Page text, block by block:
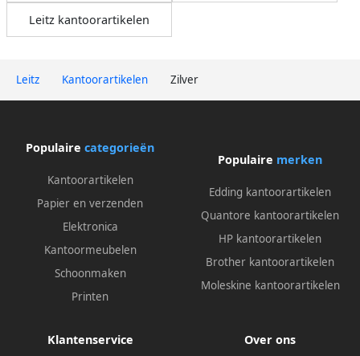
Leitz Kantoorartikelen Zilver
Leitz kantoorartikelen
Populaire categorieën
Kantoorartikelen
Papier en verzenden
Elektronica
Kantoormeubelen
Schoonmaken
Printen
Populaire merken
Edding kantoorartikelen
Quantore kantoorartikelen
HP kantoorartikelen
Brother kantoorartikelen
Moleskine kantoorartikelen
Klantenservice Over ons